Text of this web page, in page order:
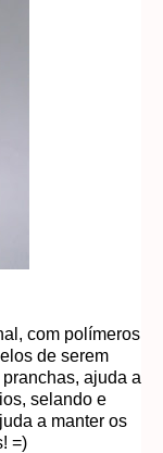
com polímeros
de serem
ajuda a
selando e
a manter os
=)